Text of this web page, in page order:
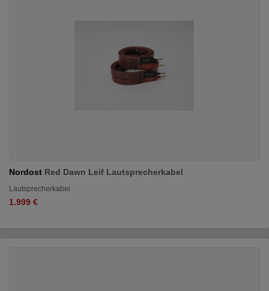
Nordost Red Dawn Leif Lautsprecherkabel
Lautsprecherkabel
1.999 €